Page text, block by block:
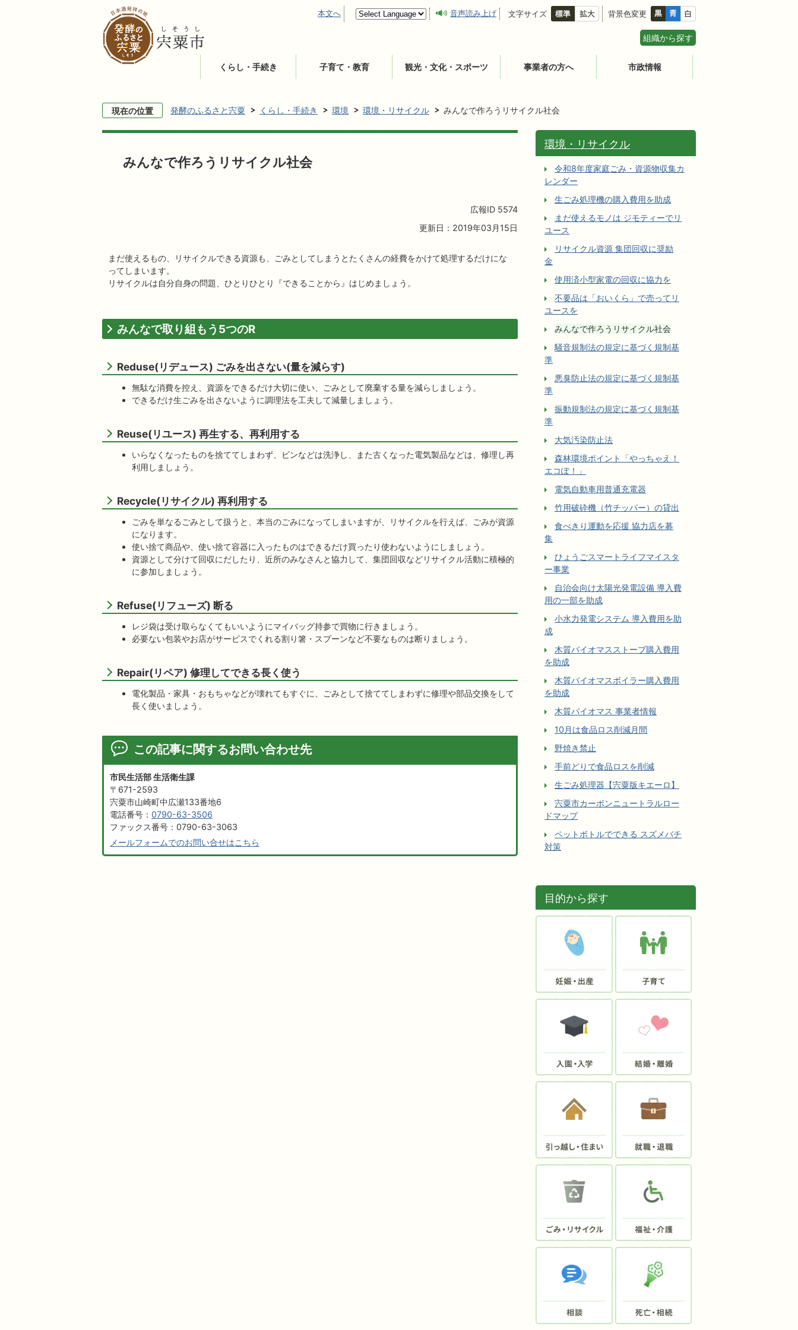
本文へ 音声読み上げ 文字サイズ 背景色変更
組織から探す
くらし・手続き 子育て・教育 観光・文化・スポーツ 事業者の方へ 市政情報
現在の位置 発酵のふるさと宍粟 くらし・手続き 環境 環境・リサイクル みんなで作ろうリサイクル社会
みんなで作ろうリサイクル社会
広報ID 5574
更新日：2019年03月15日
まだ使えるもの、リサイクルできる資源も、ごみとしてしまうとたくさんの経費をかけて処理するだけにな
ってしまいます。
リサイクルは自分自身の問題、ひとりひとり『できることから』はじめましょう。
みんなで取り組もう5つのR
Reduse(リデュース) ごみを出さない(量を減らす)
無駄な消費を控え、資源をできるだけ大切に使い、ごみとして廃棄する量を減らしましょう。
できるだけ生ごみを出さないように調理法を工夫して減量しましょう。
Reuse(リユース) 再生する、再利用する
いらなくなったものを捨ててしまわず、ビンなどは洗浄し、また古くなった電気製品などは、修理し再
利用しましょう。
Recycle(リサイクル) 再利用する
ごみを単なるごみとして扱うと、本当のごみになってしまいますが、リサイクルを行えば、ごみが資源
になります。
使い捨て商品や、使い捨て容器に入ったものはできるだけ買ったり使わないようにしましょう。
資源として分けて回収にだしたり、近所のみなさんと協力して、集団回収などリサイクル活動に積極的
に参加しましょう。
Refuse(リフューズ) 断る
レジ袋は受け取らなくてもいいようにマイバッグ持参で買物に行きましょう。
必要ない包装やお店がサービスでくれる割り箸・スプーンなど不要なものは断りましょう。
Repair(リペア) 修理してできる長く使う
電化製品・家具・おもちゃなどが壊れてもすぐに、ごみとして捨ててしまわずに修理や部品交換をして
長く使いましょう。
この記事に関するお問い合わせ先
市民生活部 生活衛生課
〒671-2593
宍粟市山崎町中広瀬133番地6
電話番号： 0790-63-3506
ファックス番号：0790-63-3063
メールフォームでのお問い合せはこちら
環境・リサイクル
令和8年度家庭ごみ・資源物収集カ
レンダー
生ごみ処理機の購入費用を助成
まだ使えるモノは ジモティーでリ
ユース
リサイクル資源 集団回収に奨励
金
使用済小型家電の回収に協力を
不要品は「おいくら」で売ってリ
ユースを
みんなで作ろうリサイクル社会
騒音規制法の規定に基づく規制基
準
悪臭防止法の規定に基づく規制基
準
振動規制法の規定に基づく規制基
準
大気汚染防止法
森林環境ポイント「やっちゃえ！
エコぽ！」
電気自動車用普通充電器
竹用破砕機（竹チッパー）の貸出
食べきり運動を応援 協力店を募
集
ひょうごスマートライフマイスタ
ー事業
自治会向け太陽光発電設備 導入費
用の一部を助成
小水力発電システム 導入費用を助
成
木質バイオマスストーブ購入費用
を助成
木質バイオマスボイラー購入費用
を助成
木質バイオマス 事業者情報
10月は食品ロス削減月間
野焼き禁止
手前どりで食品ロスを削減
生ごみ処理器【宍粟版キエーロ】
宍粟市カーボンニュートラルロー
ドマップ
ペットボトルでできる スズメバチ
対策
目的から探す